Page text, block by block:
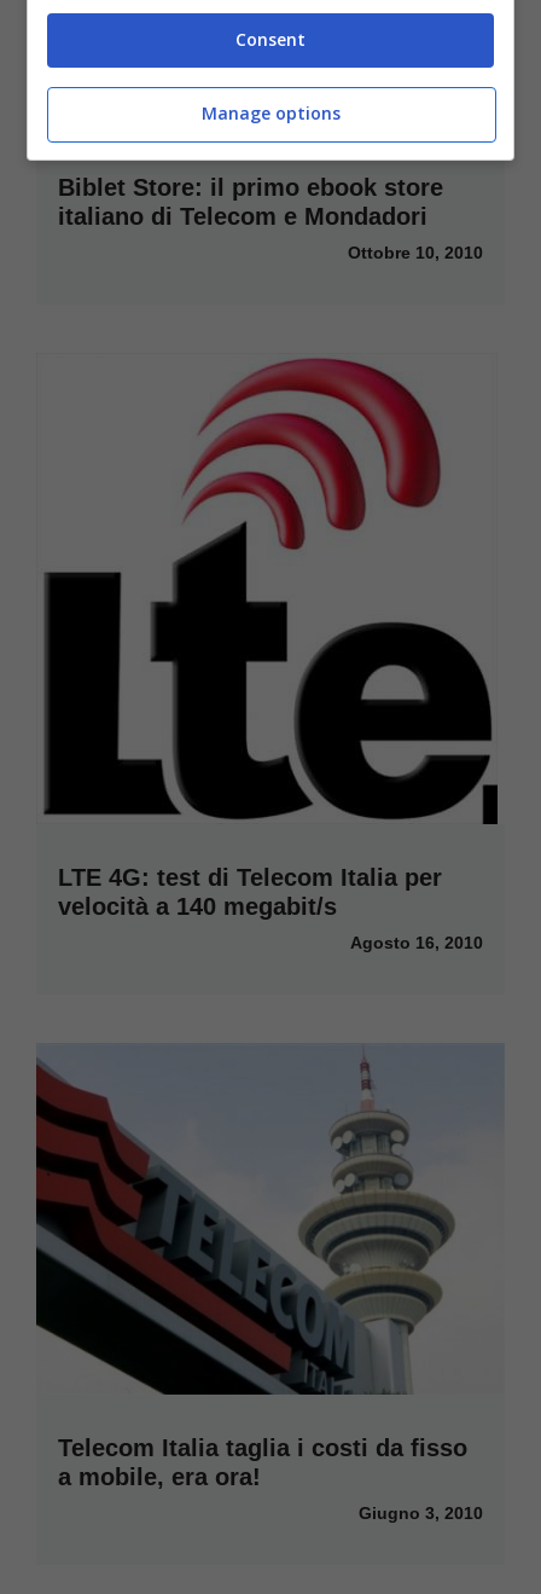
Biblet Store: il primo ebook store
italiano di Telecom e Mondadori
Ottobre 10, 2010
LTE 4G: test di Telecom Italia per
velocità a 140 megabit/s
Agosto 16, 2010
Telecom Italia taglia i costi da fisso
a mobile, era ora!
Giugno 3, 2010
Consent
Manage options